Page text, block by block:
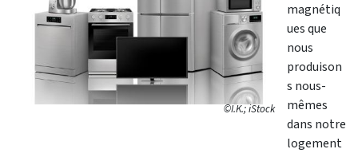
©I.K.; iStock
magnétiq
ues que
nous
produison
s nous-
mêmes
dans notre
logement